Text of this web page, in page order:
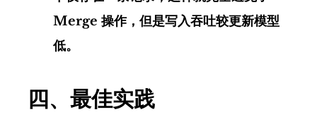
Merge 操作，但是写入吞吐较更新模型
低。
四、最佳实践